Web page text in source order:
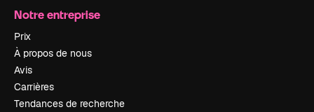
Notre entreprise
Prix
À propos de nous
Avis
Carrières
Tendances de recherche